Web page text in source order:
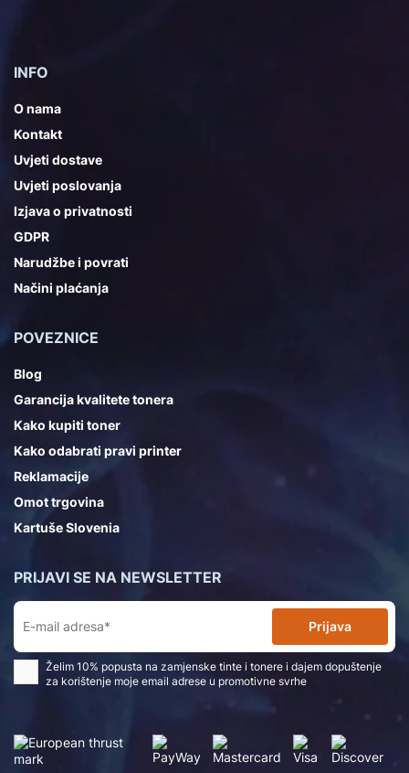
INFO
O nama
Kontakt
Uvjeti dostave
Uvjeti poslovanja
Izjava o privatnosti
GDPR
Narudžbe i povrati
Načini plaćanja
POVEZNICE
Blog
Garancija kvalitete tonera
Kako kupiti toner
Kako odabrati pravi printer
Reklamacije
Omot trgovina
Kartuše Slovenia
PRIJAVI SE NA NEWSLETTER
Prijava
Želim 10% popusta na zamjenske tinte i tonere i dajem dopuštenje
za korištenje moje email adrese u promotivne svrhe